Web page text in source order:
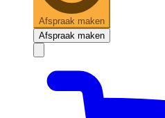
Afspraak maken
Afspraak maken